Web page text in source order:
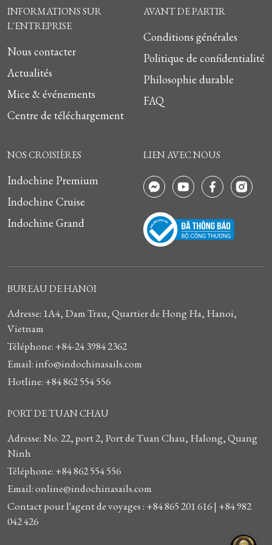
INFORMATIONS SUR
L'ENTREPRISE
Nous contacter
Actualités
Mice & événements
Centre de téléchargement
AVANT DE PARTIR
Conditions générales
Politique de confidentialité
Philosophie durable
FAQ
NOS CROISIÈRES
Indochine Premium
Indochine Cruise
Indochine Grand
LIEN AVEC NOUS
BUREAU DE HANOI
Adresse: 1A4, Dam Trau, Quartier de Hong Ha, Hanoi,
Vietnam
Téléphone: +84-24 3984 2362
Email: info@indochinasails.com
Hotline: +84 862 554 556
PORT DE TUAN CHAU
Adresse: No. 22, port 2, Port de Tuan Chau, Halong, Quang
Ninh
Téléphone: +84 862 554 556
Email: online@indochinasails.com
Contact pour l'agent de voyages : +84 865 201 616 | +84 982
042 426